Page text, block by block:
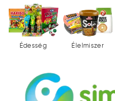
Édesség Élelmiszer